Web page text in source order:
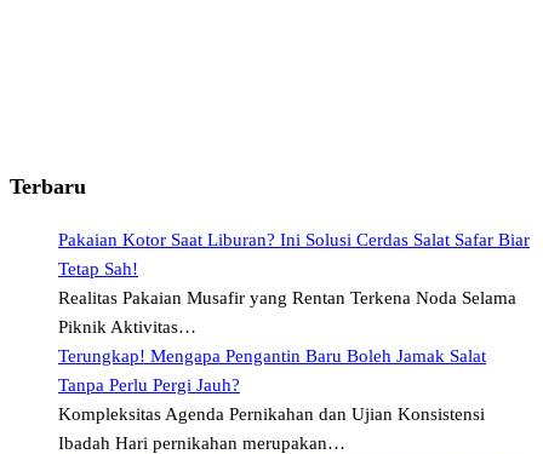
Terbaru
Pakaian Kotor Saat Liburan? Ini Solusi Cerdas Salat Safar Biar
Tetap Sah!
Realitas Pakaian Musafir yang Rentan Terkena Noda Selama
Piknik Aktivitas…
Terungkap! Mengapa Pengantin Baru Boleh Jamak Salat
Tanpa Perlu Pergi Jauh?
Kompleksitas Agenda Pernikahan dan Ujian Konsistensi
Ibadah Hari pernikahan merupakan…